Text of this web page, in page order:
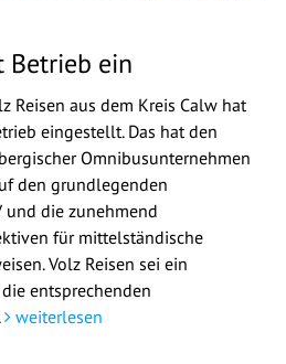
Betrieb ein
Reisen aus dem Kreis Calw hat
eingestellt. Das hat den
Omnibusunternehmen
den grundlegenden
und die zunehmend
für mittelständische
Volz Reisen sei ein
entsprechenden
weiterlesen